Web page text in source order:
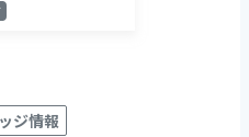
ジ情報